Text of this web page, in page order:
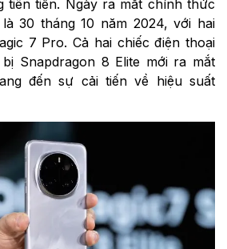
tiên tiến. Ngày ra mắt chính thức
30 tháng 10 năm 2024, với hai
7 Pro. Cả hai chiếc điện thoại
Snapdragon 8 Elite mới ra mắt
đến sự cải tiến về hiệu suất